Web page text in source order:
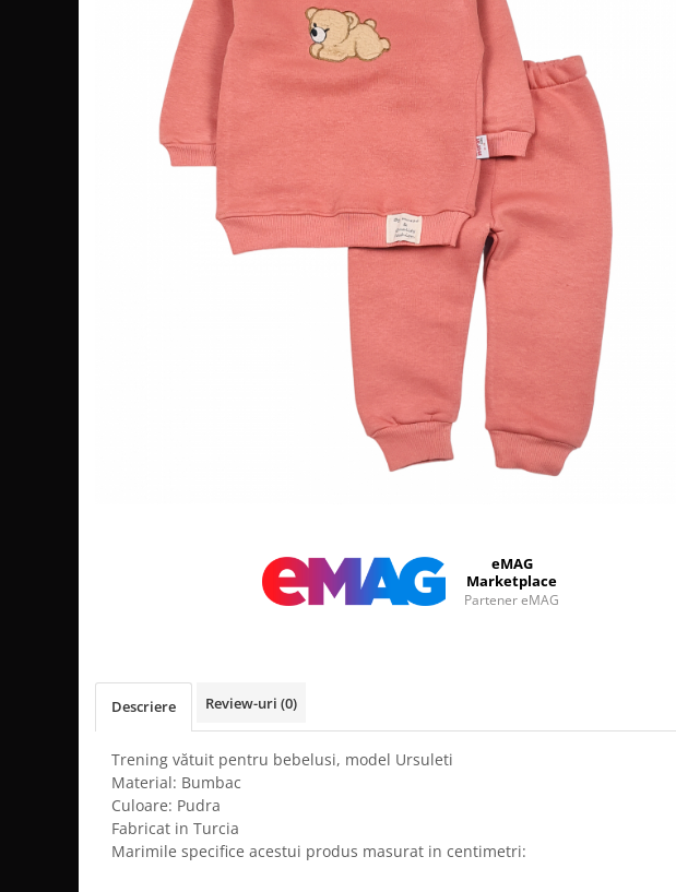
Facebook
eMAG
Marketplace
Partener eMAG
Descriere Review-uri (0)
Trening vătuit pentru bebelusi, model Ursuleti
Material: Bumbac
Culoare: Pudra
Fabricat in Turcia
Marimile specifice acestui produs masurat in centimetri: